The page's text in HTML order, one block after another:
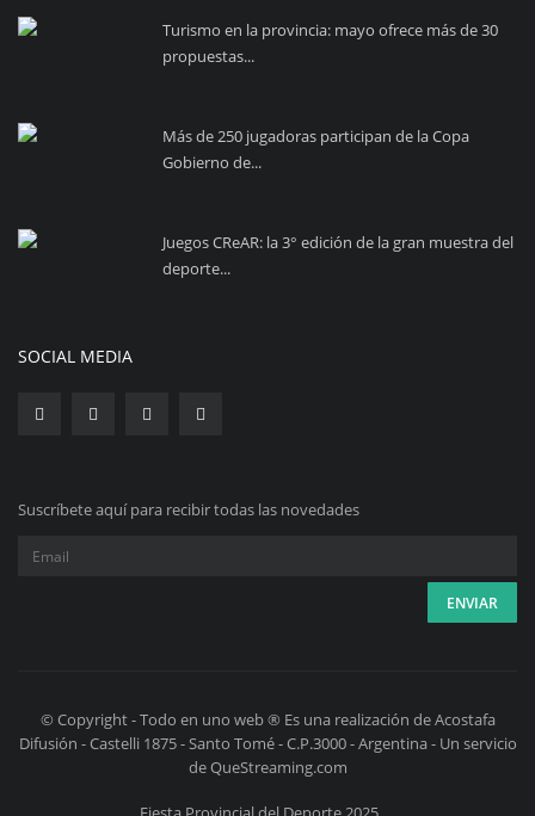
Turismo en la provincia: mayo ofrece más de 30
propuestas...
Más de 250 jugadoras participan de la Copa
Gobierno de...
Juegos CReAR: la 3° edición de la gran muestra del
deporte...
SOCIAL MEDIA
Suscríbete aquí para recibir todas las novedades
© Copyright - Todo en uno web ® Es una realización de Acostafa
Difusión - Castelli 1875 - Santo Tomé - C.P.3000 - Argentina - Un servicio
de QueStreaming.com